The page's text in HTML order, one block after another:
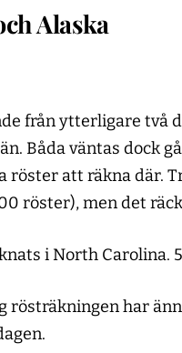
Alaska
från ytterligare två
Båda väntas dock
röster att räkna där.
röster), men det
i North Carolina.
rösträkningen har